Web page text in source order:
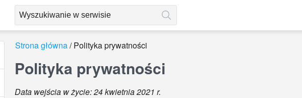
Strona główna Polityka prywatności
Polityka prywatności
Data wejścia w życie: 24 kwietnia 2021 r.